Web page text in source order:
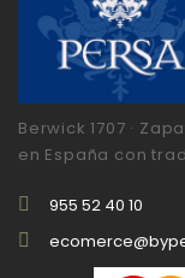
Berwick 1707 ·
en España con
955 52 40 10